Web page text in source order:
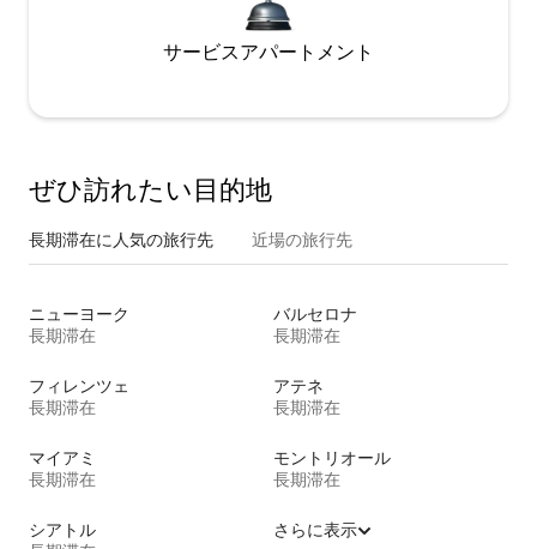
サービスアパートメント
ぜひ訪⁠れ⁠た⁠い目⁠的⁠地
長期滞在に人気の旅行先 近場の旅行先
ニューヨーク
長期滞在
バルセロナ
長期滞在
フィレンツェ
長期滞在
アテネ
長期滞在
マイアミ
長期滞在
モントリオール
長期滞在
シアトル
さらに表示